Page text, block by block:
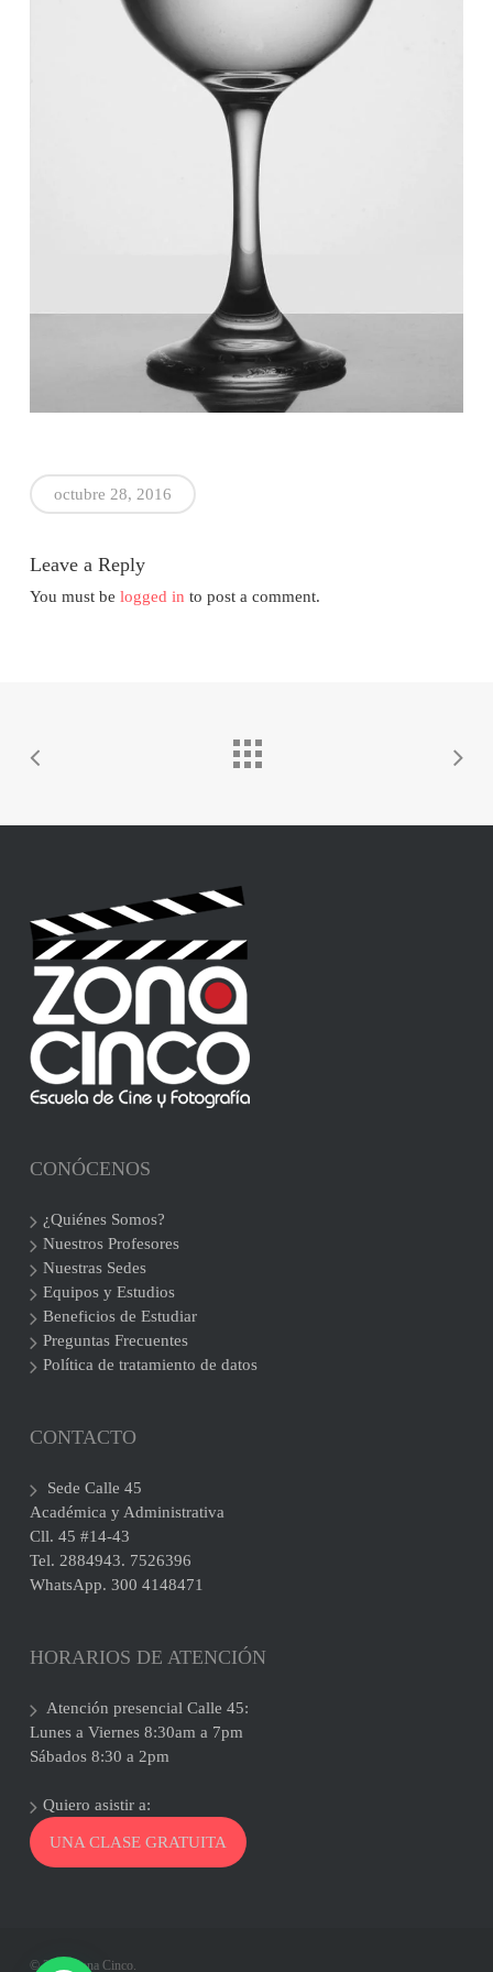
octubre 28, 2016
Leave a Reply
You must be logged in to post a comment.
CONÓCENOS
¿Quiénes Somos?
Nuestros Profesores
Nuestras Sedes
Equipos y Estudios
Beneficios de Estudiar
Preguntas Frecuentes
Política de tratamiento de datos
CONTACTO
Sede Calle 45
Académica y Administrativa
Cll. 45 #14-43
Tel. 2884943. 7526396
WhatsApp. 300 4148471
HORARIOS DE ATENCIÓN
Atención presencial Calle 45:
Lunes a Viernes 8:30am a 7pm
Sábados 8:30 a 2pm
Quiero asistir a:
UNA CLASE GRATUITA
© 2026 Zona Cinco.